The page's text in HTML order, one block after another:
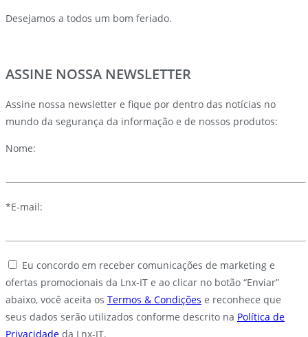
Desejamos a todos um bom feriado.
ASSINE NOSSA NEWSLETTER
Assine nossa newsletter e fique por dentro das notícias no
mundo da segurança da informação e de nossos produtos:
Nome:
*E-mail:
Eu concordo em receber comunicações de marketing e
ofertas promocionais da Lnx-IT e ao clicar no botão “Enviar”
abaixo, você aceita os Termos & Condições e reconhece que
seus dados serão utilizados conforme descrito na Política de
Privacidade da Lnx-IT.